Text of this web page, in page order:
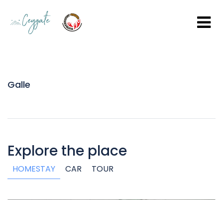
Galle
Explore the place
HOMESTAY CAR TOUR